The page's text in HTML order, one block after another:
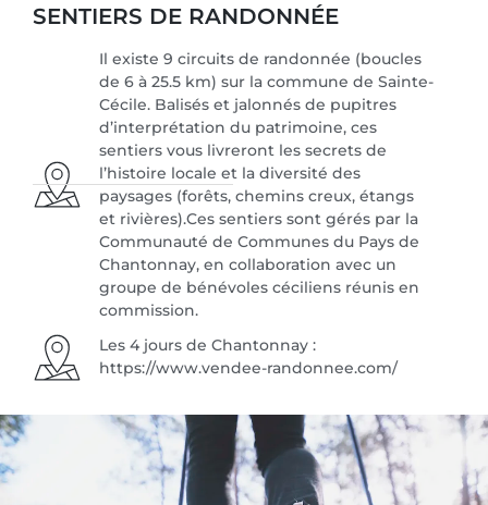
SENTIERS DE RANDONNÉE
Il existe 9 circuits de randonnée (boucles
de 6 à 25.5 km) sur la commune de Sainte-
Cécile. Balisés et jalonnés de pupitres
d’interprétation du patrimoine, ces
sentiers vous livreront les secrets de
l’histoire locale et la diversité des
paysages (forêts, chemins creux, étangs
et rivières).Ces sentiers sont gérés par la
Communauté de Communes du Pays de
Chantonnay, en collaboration avec un
groupe de bénévoles céciliens réunis en
commission.
Les 4 jours de Chantonnay :
https://www.vendee-randonnee.com/